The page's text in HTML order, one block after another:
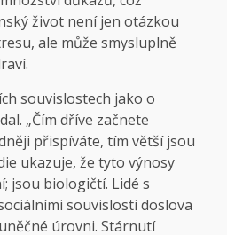
život není jen otázkou
ale může smysluplně
souvislostech jako o
„Čím dříve začnete
přispíváte, tím větší jsou
ukazuje, že tyto výnosy
jsou biologičtí. Lidé s
souvislosti doslova
úrovni. Stárnutí